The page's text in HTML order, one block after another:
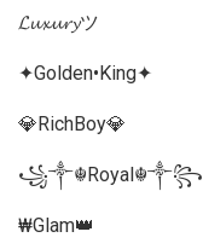
𝓛𝓾𝔁𝓾𝓻𝔂ツ
✦Golden•King✦
💎RichBoy💎
꧁༒☬Royal☬༒꧂
₩Glam👑